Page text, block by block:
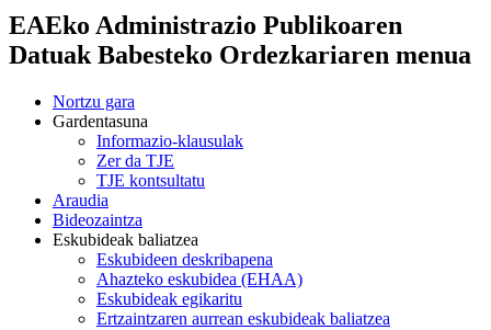
EAEko Administrazio Publikoaren
Datuak Babesteko Ordezkariaren menua
Nortzu gara
Gardentasuna
Informazio-klausulak
Zer da TJE
TJE kontsultatu
Araudia
Bideozaintza
Eskubideak baliatzea
Eskubideen deskribapena
Ahazteko eskubidea (EHAA)
Eskubideak egikaritu
Ertzaintzaren aurrean eskubideak baliatzea